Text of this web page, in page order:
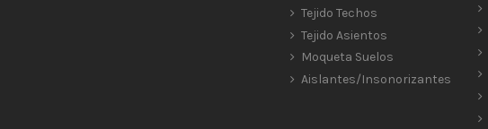
Tejido Techos
Tejido Asientos
Moqueta Suelos
Aislantes/Insonorizantes